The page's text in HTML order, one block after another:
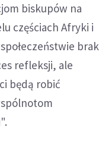
biskupów na
częściach Afryki i
brak
refleksji, ale
będą robić